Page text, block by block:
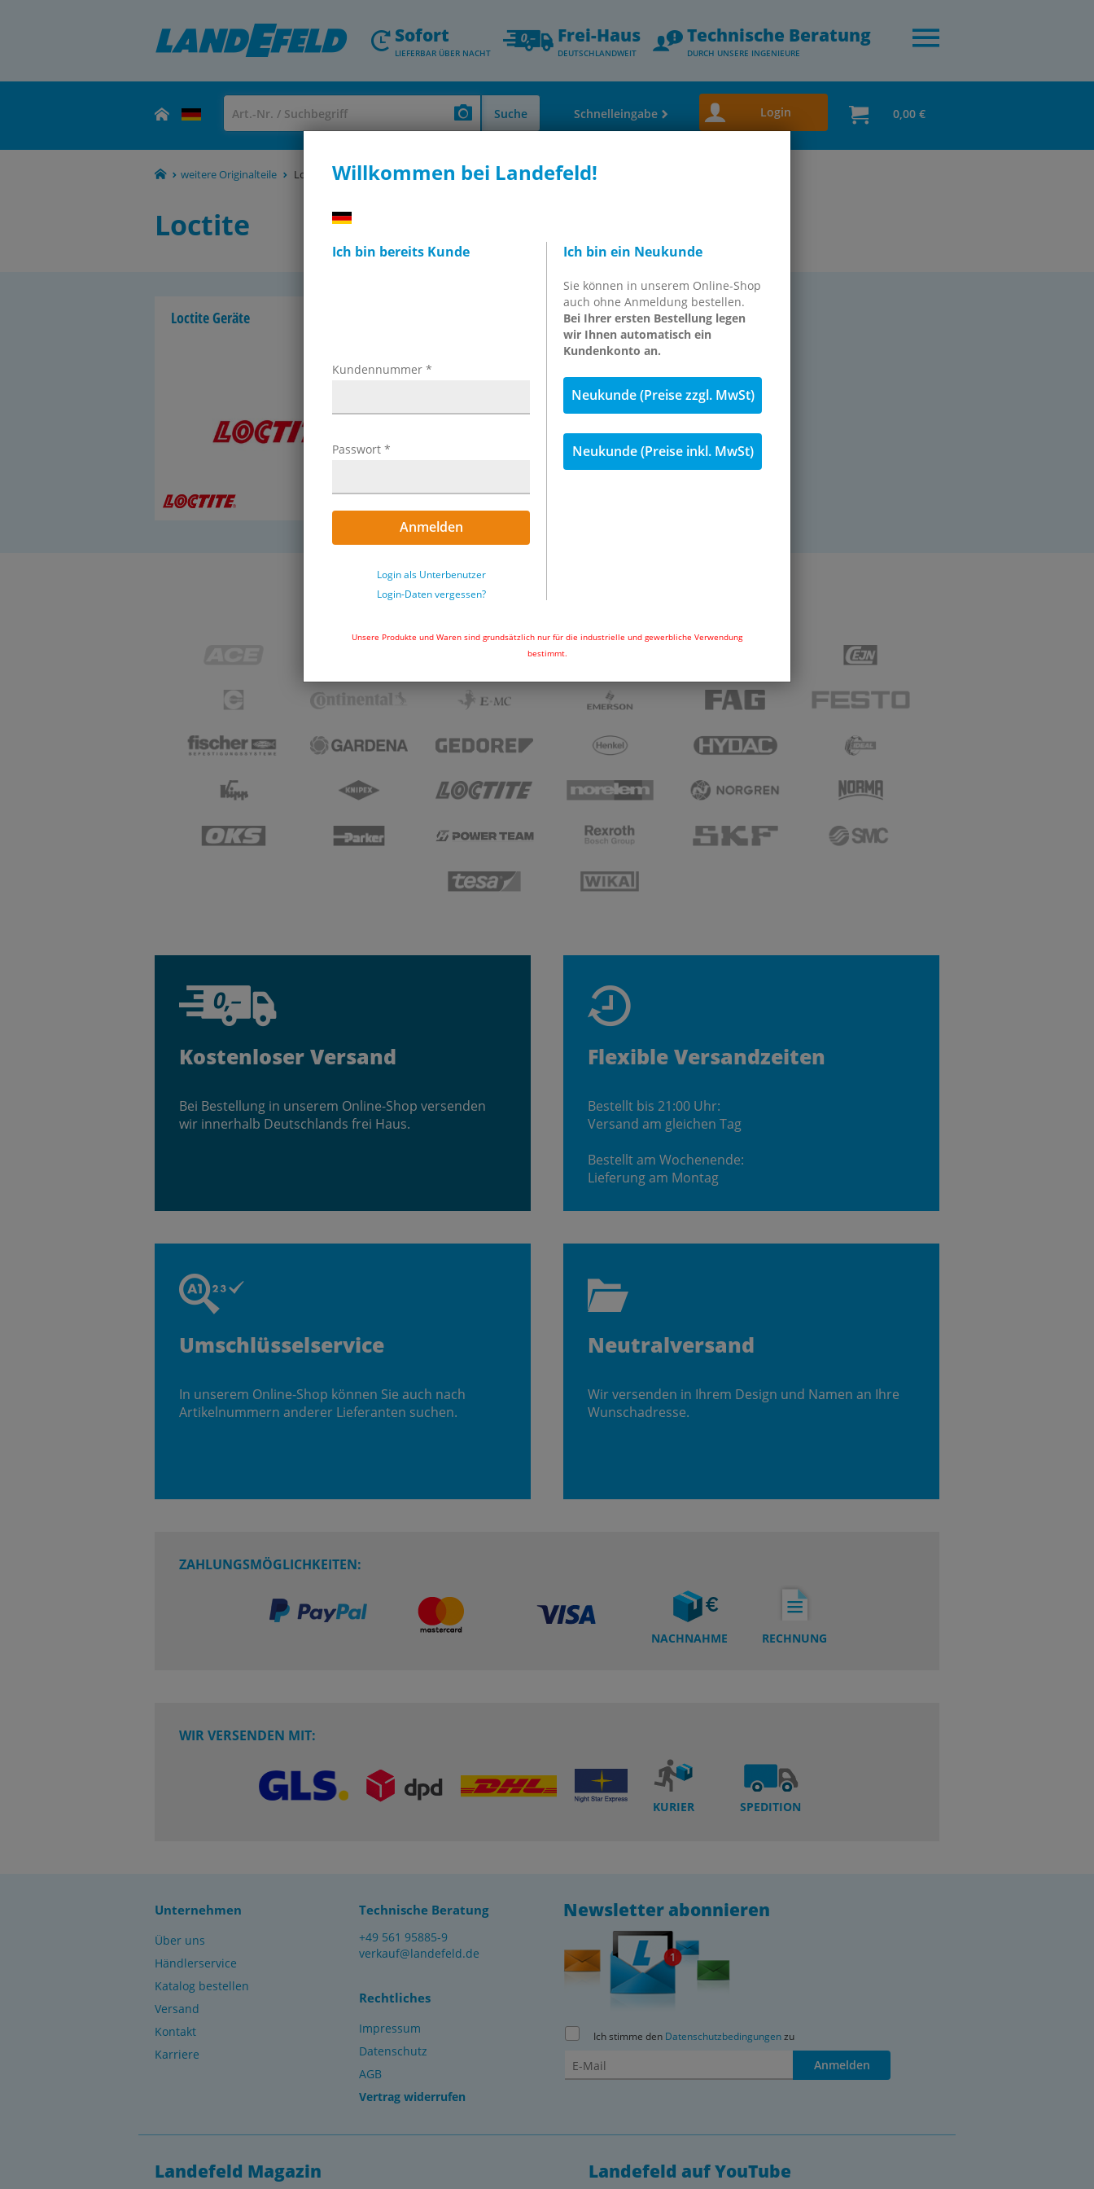
Willkommen bei Landefeld!
Ich bin bereits Kunde
Kundennummer *
Passwort *
Anmelden
Login als Unterbenutzer
Login-Daten vergessen?
Ich bin ein Neukunde
Sie können in unserem Online-Shop
auch ohne Anmeldung bestellen.
Bei Ihrer ersten Bestellung legen
wir Ihnen automatisch ein
Kundenkonto an.
Neukunde (Preise zzgl. MwSt)
Neukunde (Preise inkl. MwSt)
Unsere Produkte und Waren sind grundsätzlich nur für die industrielle und gewerbliche Verwendung
bestimmt.
Sofort
LIEFERBAR ÜBER NACHT
Frei-Haus
DEUTSCHLANDWEIT
Technische Beratung
DURCH UNSERE INGENIEURE
Suche Schnelleingabe Login 0,00 €
weitere Originalteile Loctite
Loctite
Loc­ti­te Ge­rä­te
Kostenloser Versand
Bei Bestellung in unserem Online-Shop versenden
wir innerhalb Deutschlands frei Haus.
Flexible Versandzeiten
Bestellt bis 21:00 Uhr:
Versand am gleichen Tag
Bestellt am Wochenende:
Lieferung am Montag
Umschlüsselservice
In unserem Online-Shop können Sie auch nach
Artikelnummern anderer Lieferanten suchen.
Neutralversand
Wir versenden in Ihrem Design und Namen an Ihre
Wunschadresse.
ZAHLUNGSMÖGLICHKEITEN:
NACHNAHME RECHNUNG
WIR VERSENDEN MIT:
KURIER SPEDITION
Unternehmen
Über uns
Händlerservice
Katalog bestellen
Versand
Kontakt
Karriere
Technische Beratung
+49 561 95885-9
verkauf@landefeld.de
Rechtliches
Impressum
Datenschutz
AGB
Vertrag widerrufen
Newsletter abonnieren
Ich stimme den Datenschutzbedingungenzu
Anmelden
Landefeld Magazin Landefeld auf YouTube